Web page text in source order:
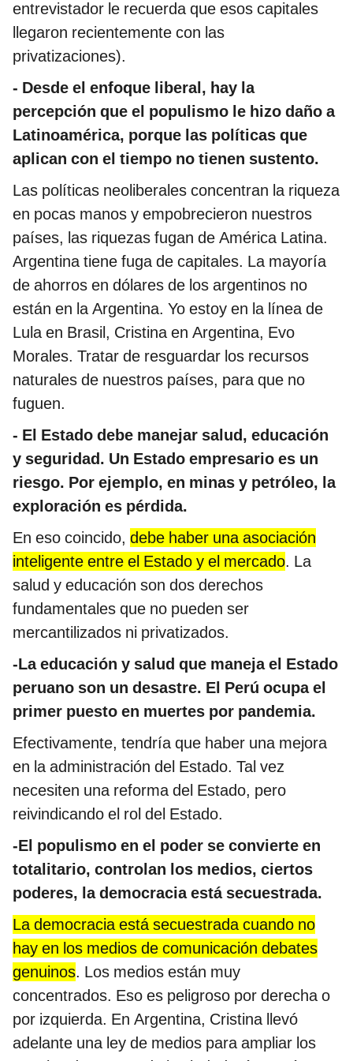
entrevistador le recuerda que esos capitales
llegaron recientemente con las
privatizaciones).
- Desde el enfoque liberal, hay la
percepción que el populismo le hizo daño a
Latinoamérica, porque las políticas que
aplican con el tiempo no tienen sustento.
Las políticas neoliberales concentran la riqueza
en pocas manos y empobrecieron nuestros
países, las riquezas fugan de América Latina.
Argentina tiene fuga de capitales. La mayoría
de ahorros en dólares de los argentinos no
están en la Argentina. Yo estoy en la línea de
Lula en Brasil, Cristina en Argentina, Evo
Morales. Tratar de resguardar los recursos
naturales de nuestros países, para que no
fuguen.
- El Estado debe manejar salud, educación
y seguridad. Un Estado empresario es un
riesgo. Por ejemplo, en minas y petróleo, la
exploración es pérdida.
En eso coincido, debe haber una asociación
inteligente entre el Estado y el mercado. La
salud y educación son dos derechos
fundamentales que no pueden ser
mercantilizados ni privatizados.
-La educación y salud que maneja el Estado
peruano son un desastre. El Perú ocupa el
primer puesto en muertes por pandemia.
Efectivamente, tendría que haber una mejora
en la administración del Estado. Tal vez
necesiten una reforma del Estado, pero
reivindicando el rol del Estado.
-El populismo en el poder se convierte en
totalitario, controlan los medios, ciertos
poderes, la democracia está secuestrada.
La democracia está secuestrada cuando no
hay en los medios de comunicación debates
genuinos. Los medios están muy
concentrados. Eso es peligroso por derecha o
por izquierda. En Argentina, Cristina llevó
adelante una ley de medios para ampliar los